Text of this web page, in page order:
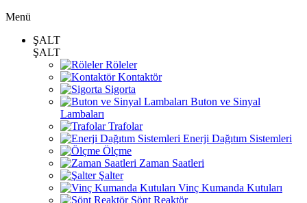
Menü
ŞALT
ŞALT
Röleler
Kontaktör
Sigorta
Buton ve Sinyal
Lambaları
Trafolar
Enerji Dağıtım Sistemleri
Ölçme
Zaman Saatleri
Şalter
Vinç Kumanda Kutuları
Şönt Reaktör